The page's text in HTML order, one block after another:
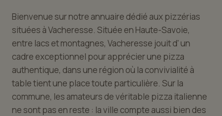
Bienvenue sur notre annuaire dédié aux pizzérias
situées à Vacheresse. Située en Haute-Savoie,
entre lacs et montagnes, Vacheresse jouit d' un
cadre exceptionnel pour apprécier une pizza
authentique, dans une région où la convivialité à
table tient une place toute particulière. Sur la
commune, les amateurs de véritable pizza italienne
ne sont pas en reste : la ville compte aussi bien des